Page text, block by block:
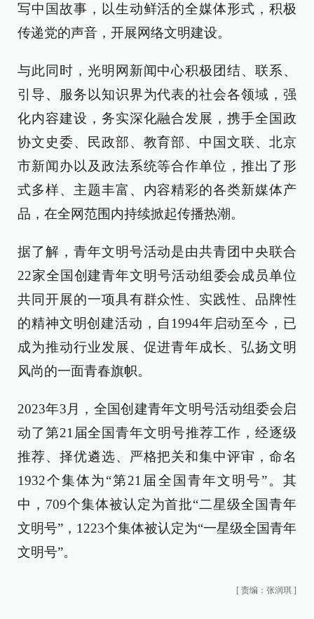
写中国故事，以生动鲜活的全媒体形式，积极
传递党的声音，开展网络文明建设。
与此同时，光明网新闻中心积极团结、联系、
引导、服务以知识界为代表的社会各领域，强
化内容建设，务实深化融合发展，携手全国政
协文史委、民政部、教育部、中国文联、北京
市新闻办以及政法系统等合作单位，推出了形
式多样、主题丰富、内容精彩的各类新媒体产
品，在全网范围内持续掀起传播热潮。
据了解，青年文明号活动是由共青团中央联合
22家全国创建青年文明号活动组委会成员单位
共同开展的一项具有群众性、实践性、品牌性
的精神文明创建活动，自1994年启动至今，已
成为推动行业发展、促进青年成长、弘扬文明
风尚的一面青春旗帜。
2023年3月，全国创建青年文明号活动组委会启
动了第21届全国青年文明号推荐工作，经逐级
推荐、择优遴选、严格把关和集中评审，命名
1932个集体为“第21届全国青年文明号”。其
中，709个集体被认定为首批“二星级全国青年
文明号”，1223个集体被认定为“一星级全国青年
文明号”。
[ 责编：张润琪 ]